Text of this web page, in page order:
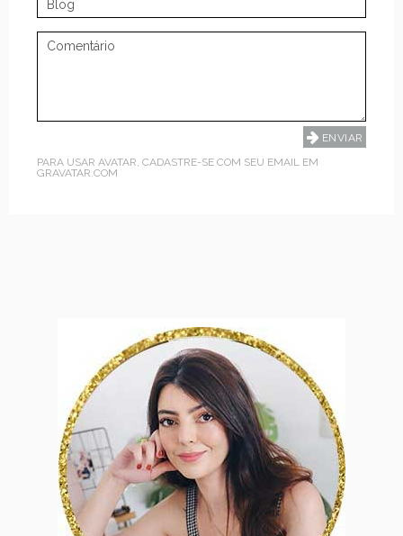
PARA USAR AVATAR, CADASTRE-SE COM SEU EMAIL EM
GRAVATAR.COM